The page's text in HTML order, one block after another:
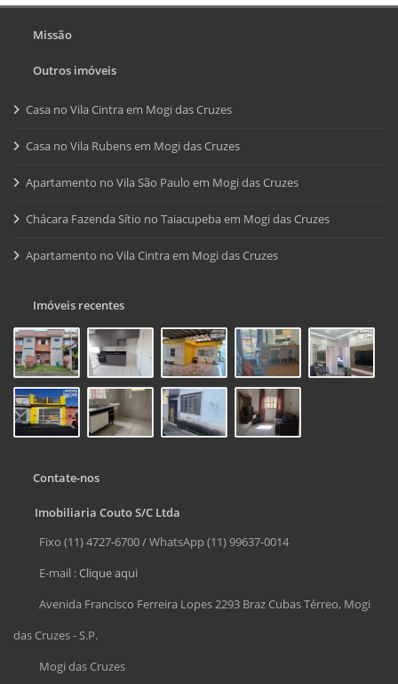
Missão
Outros imóveis
Casa no Vila Cintra em Mogi das Cruzes
Casa no Vila Rubens em Mogi das Cruzes
Apartamento no Vila São Paulo em Mogi das Cruzes
Chácara Fazenda Sítio no Taiacupeba em Mogi das Cruzes
Apartamento no Vila Cintra em Mogi das Cruzes
Imóveis recentes
Contate-nos
Imobiliaria Couto S/C Ltda
Fixo (11) 4727-6700 / WhatsApp (11) 99637-0014
E-mail :Clique aqui
Avenida Francisco Ferreira Lopes 2293 Braz Cubas Térreo, Mogi
das Cruzes - S.P.
Mogi das Cruzes